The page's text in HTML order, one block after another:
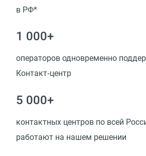
в РФ*
1 000+
операторов одновременно
Контакт‑центр
5 000+
контактных центров по всей
работают на нашем решении